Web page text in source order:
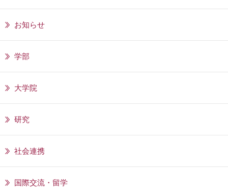
お知らせ
学部
大学院
研究
社会連携
国際交流・留学